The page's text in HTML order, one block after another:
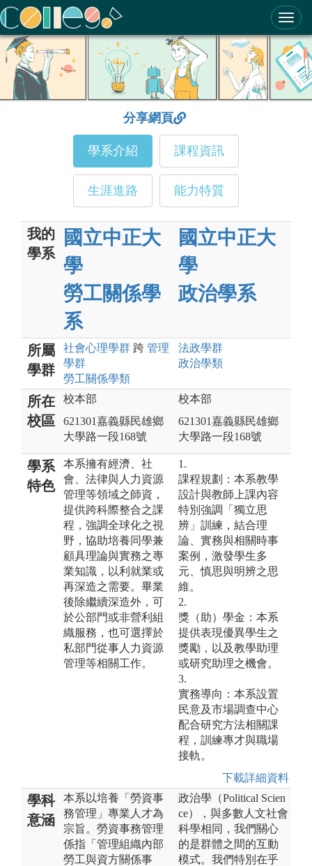
ColleGo! 大學選才與高中育才輔助系統
分享網頁
學系介紹 課程資訊
生涯進路 能力特質
我的
學系
國立中正大
學
勞工關係學
系
國立中正大
學
政治學系
所屬
學群
社會心理學群 跨 管理
學群
勞工關係學類
法政學群
政治學類
所在
校區
校本部
621301嘉義縣民雄鄉
大學路一段168號
校本部
621301嘉義縣民雄鄉
大學路一段168號
學系
特色
本系擁有經濟、社
會、法律與人力資源
管理等領域之師資，
提供跨科際整合之課
程，強調全球化之視
野，協助培養同學兼
顧具理論與實務之專
業知識，以利就業或
再深造之需要。畢業
後除繼續深造外，可
於公部門或非營利組
織服務，也可選擇於
私部門從事人力資源
管理等相關工作。
1.
課程規劃：本系教學
設計與教師上課內容
特別強調「獨立思
辨」訓練，結合理
論、實務與相關時事
案例，激發學生多
元、慎思與明辨之思
維。
2.
獎（助）學金：本系
提供表現優異學生之
獎勵，以及教學助理
或研究助理之機會。
3.
實務導向：本系設置
民意及市場調查中心
配合研究方法相關課
程，訓練專才與職場
接軌。
下載詳細資料
學科
意涵
本系以培養「勞資事
務管理」專業人才為
宗旨。勞資事務管理
係指「管理組織內部
勞工與資方關係事
政治學（Political Scien
ce），與多數人文社會
科學相同，我們關心
的是群體之間的互動
模式。我們特別在乎